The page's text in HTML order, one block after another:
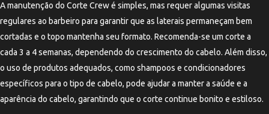
A manutenção do Corte Crew é simples, mas requer algumas visitas
regulares ao barbeiro para garantir que as laterais permaneçam bem
cortadas e o topo mantenha seu formato. Recomenda-se um corte a
cada 3 a 4 semanas, dependendo do crescimento do cabelo. Além disso,
o uso de produtos adequados, como shampoos e condicionadores
específicos para o tipo de cabelo, pode ajudar a manter a saúde e a
aparência do cabelo, garantindo que o corte continue bonito e estiloso.